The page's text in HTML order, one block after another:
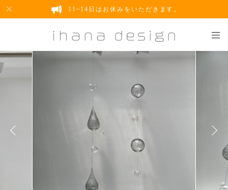
11~14日はお休みをいただきます。